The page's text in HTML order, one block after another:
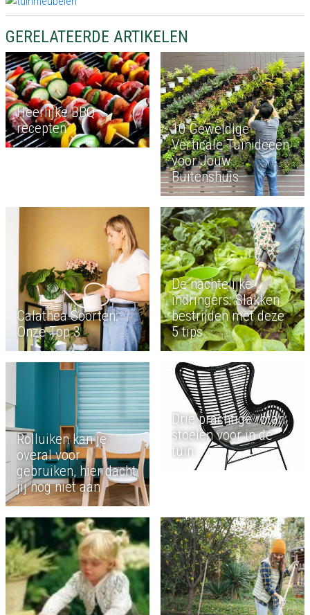
GERELATEERDE ARTIKELEN
Heerlijke BBQ
recepten
10 Geweldige
Verticale Tuinideeën
voor Jouw
Buitenshuis
Calathea Soorten:
Onze Top 3
De nachtelijke
indringers: Slakken
bestrijden met deze
5 tips
Rolluiken kan je
overal voor
gebruiken, hier dacht
jij nog niet aan
Drie prachtige rotan
stoelen voor in de
tuin